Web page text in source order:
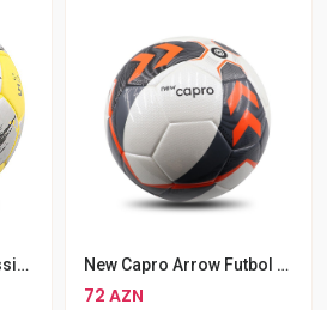
Futbol Topu BVB Borussia Dortmund, Rəngbərəng BVB Futbol Topu New Capro Arrow Futbol Topu 5 Nömrəli Dayanıqlı Futbol Topu
72 AZN